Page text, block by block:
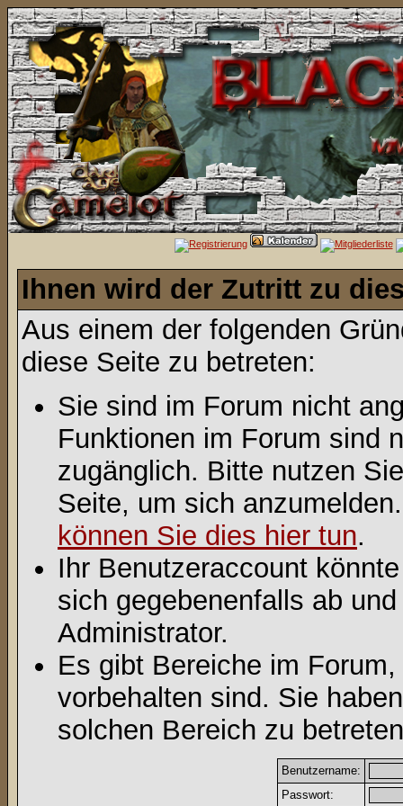
Ihnen wird der Zutritt zu
Aus einem der folgenden
diese Seite zu betreten:
Sie sind im Forum nicht
Funktionen im Forum sind
zugänglich. Bitte nutzen
Seite, um sich
können Sie dies hier tun.
Ihr Benutzeraccount
sich gegebenenfalls ab
Administrator.
Es gibt Bereiche im
vorbehalten sind. Sie
solchen Bereich zu
Benutzername:
Passwort: